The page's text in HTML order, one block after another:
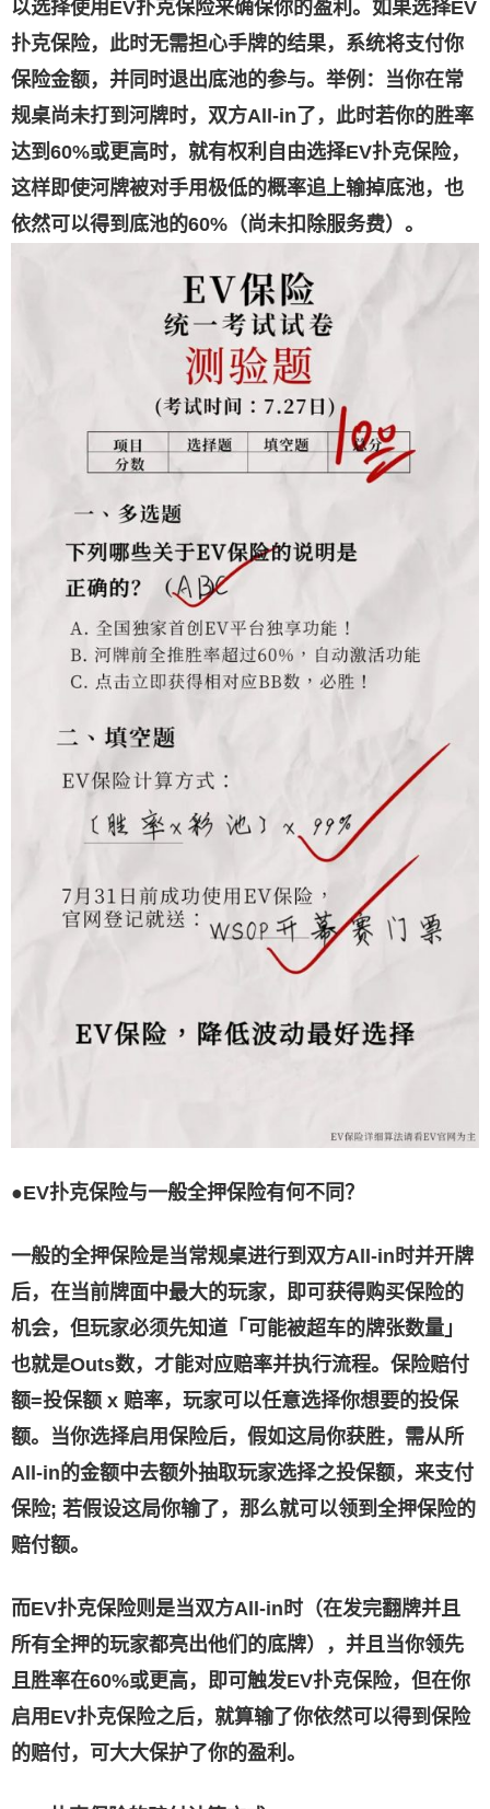
以选择使用EV扑克保险来确保你的盈利。如果选择EV
扑克保险，此时无需担心手牌的结果，系统将支付你
保险金额，并同时退出底池的参与。举例：当你在常
规桌尚未打到河牌时，双方All-in了，此时若你的胜率
达到60%或更高时，就有权利自由选择EV扑克保险，
这样即使河牌被对手用极低的概率追上输掉底池，也
依然可以得到底池的60%（尚未扣除服务费）。
●EV扑克保险与一般全押保险有何不同？
一般的全押保险是当常规桌进行到双方All-in时并开牌
后，在当前牌面中最大的玩家，即可获得购买保险的
机会，但玩家必须先知道「可能被超车的牌张数量」
也就是Outs数，才能对应赔率并执行流程。保险赔付
额=投保额 x 赔率，玩家可以任意选择你想要的投保
额。当你选择启用保险后，假如这局你获胜，需从所
All-in的金额中去额外抽取玩家选择之投保额，来支付
保险; 若假设这局你输了，那么就可以领到全押保险的
赔付额。
而EV扑克保险则是当双方All-in时（在发完翻牌并且
所有全押的玩家都亮出他们的底牌），并且当你领先
且胜率在60%或更高，即可触发EV扑克保险，但在你
启用EV扑克保险之后，就算输了你依然可以得到保险
的赔付，可大大保护了你的盈利。